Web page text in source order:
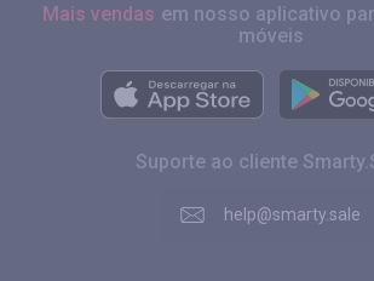
Mais vendas em nosso aplicativo
móveis
Suporte ao cliente
help@smarty.sale